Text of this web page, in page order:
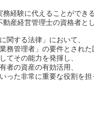
経験に代えることができ
産経営管理士の資格者と
関する法律」において、
管理者」の要件とされた
てその能力を発揮し、
者の資産の有効活用、
った非常に重要な役割を担